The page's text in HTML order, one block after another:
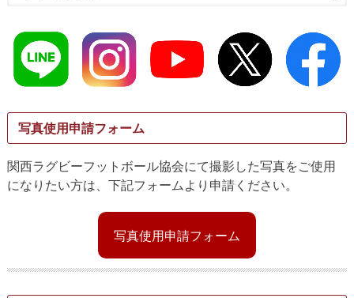
写真使用申請フォーム
関西ラグビーフットボール協会にて撮影した写真をご使用
になりたい方は、下記フォームより申請ください。
写真使用申請フォーム